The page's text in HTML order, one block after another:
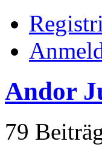
Andor
79